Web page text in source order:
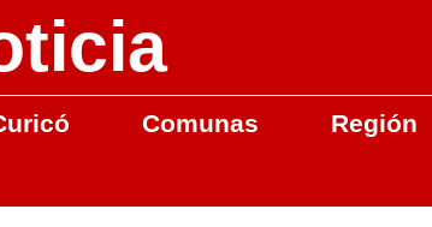
Comunas Región